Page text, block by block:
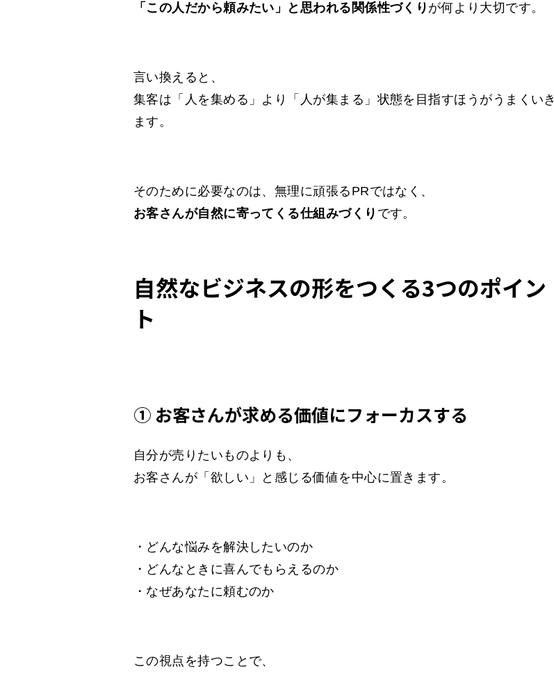
「この人だから頼みたい」と思われる関係性づくり が何より大切です。
言い換えると、
集客は「人を集める」より「人が集まる」状態を目指すほうがうまくいき
ます。
そのために必要なのは、無理に頑張るPRではなく、
お客さんが自然に寄ってくる仕組みづくり です。
自然なビジネスの形をつくる3つのポイン
ト
① お客さんが求める価値にフォーカスする
自分が売りたいものよりも、
お客さんが「欲しい」と感じる価値を中心に置きます。
・どんな悩みを解決したいのか
・どんなときに喜んでもらえるのか
・なぜあなたに頼むのか
この視点を持つことで、